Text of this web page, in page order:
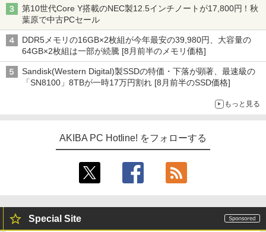
第10世代Core Y搭載のNEC製12.5インチノートが17,800円！秋
葉原で中古PCセール
DDR5メモリの16GB×2枚組が今年最安の39,980円、大容量の
64GB×2枚組は一部が続騰 [8月前半のメモリ価格]
Sandisk(Western Digital)製SSDの特価・下落が顕著、最速級の
「SN8100」8TBが一時17万円割れ [8月前半のSSD価格]
もっと見る
AKIBA PC Hotline! をフォローする
Special Site